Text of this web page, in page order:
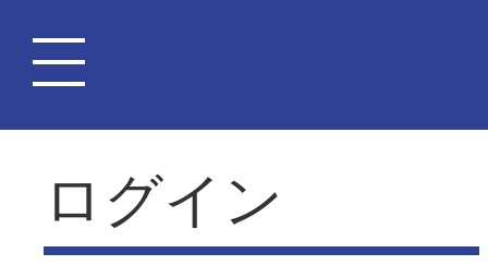
ログイン